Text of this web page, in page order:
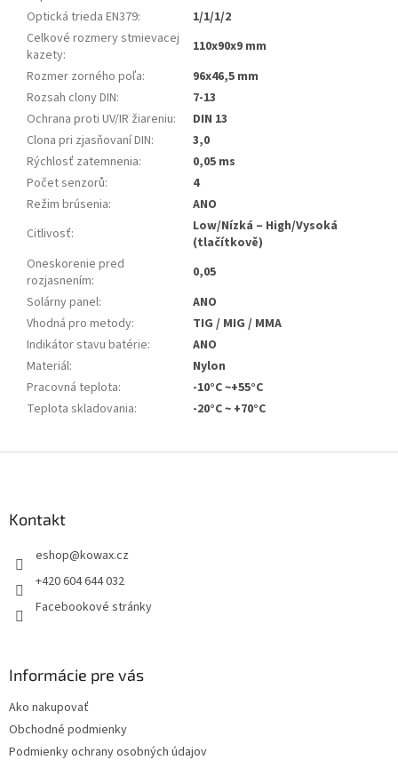
Optická trieda EN379:
1/1/1/2
Celkové rozmery stmievacej
kazety:
110x90x9 mm
Rozmer zorného poľa:
96x46,5 mm
Rozsah clony DIN:
7-13
Ochrana proti UV/IR žiareniu:
DIN 13
Clona pri zjasňovaní DIN:
3,0
Rýchlosť zatemnenia:
0,05 ms
Počet senzorů:
4
Režim brúsenia:
ANO
Citlivosť:
Low/Nízká – High/Vysoká
(tlačítkově)
Oneskorenie pred
rozjasnením:
0,05
Solárny panel:
ANO
Vhodná pro metody:
TIG / MIG / MMA
Indikátor stavu batérie:
ANO
Materiál:
Nylon
Pracovná teplota:
-10°C ~+55°C
Teplota skladovania: -20°C ~ +70°C
Kontakt
eshop@kowax.cz
+420 604 644 032
Facebookové stránky
Informácie pre vás
Ako nakupovať
Obchodné podmienky
Podmienky ochrany osobných údajov